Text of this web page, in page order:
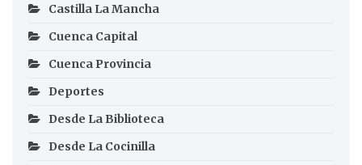
Castilla La Mancha
Cuenca Capital
Cuenca Provincia
Deportes
Desde La Biblioteca
Desde La Cocinilla